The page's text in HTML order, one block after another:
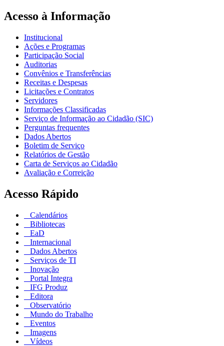
Acesso à Informação
Institucional
Ações e Programas
Participação Social
Auditorias
Convênios e Transferências
Receitas e Despesas
Licitações e Contratos
Servidores
Informações Classificadas
Serviço de Informação ao Cidadão (SIC)
Perguntas frequentes
Dados Abertos
Boletim de Serviço
Relatórios de Gestão
Carta de Serviços ao Cidadão
Avaliação e Correição
Acesso Rápido
Calendários
Bibliotecas
EaD
Internacional
Dados Abertos
Serviços de TI
Inovação
Portal Integra
IFG Produz
Editora
Observatório
Mundo do Trabalho
Eventos
Imagens
Vídeos